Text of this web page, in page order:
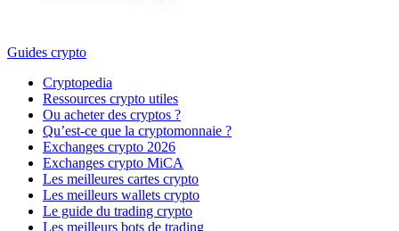
Guides crypto
Cryptopedia
Ressources crypto utiles
Ou acheter des cryptos ?
Qu’est-ce que la cryptomonnaie ?
Exchanges crypto 2026
Exchanges crypto MiCA
Les meilleures cartes crypto
Les meilleurs wallets crypto
Le guide du trading crypto
Les meilleurs bots de trading